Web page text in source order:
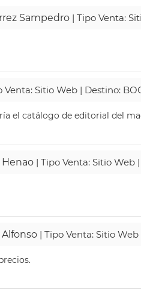
Sampedro | Tipo Venta:
Venta: Sitio Web | Destino:
el catálogo de editorial del
Henao | Tipo Venta: Sitio
| Tipo Venta: Sitio